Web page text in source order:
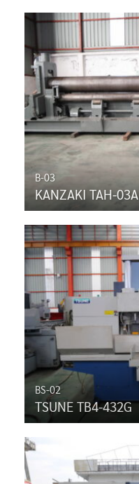
B-03
KANZAKI TAH-03A
BS-02
TSUNE TB4-432G